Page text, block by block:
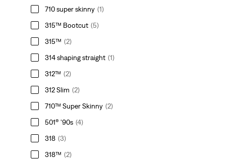
710 super skinny (1)
315™ Bootcut (5)
315™ (2)
314 shaping straight (1)
312™ (2)
312 Slim (2)
710™ Super Skinny (2)
501® '90s (4)
318 (3)
318™ (2)